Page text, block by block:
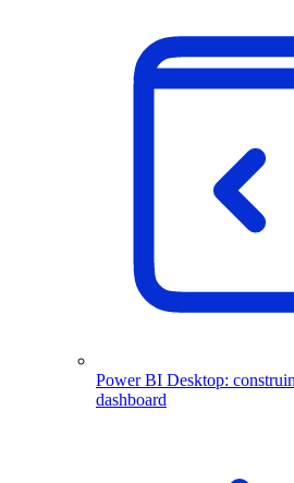
Power BI Desktop:
dashboard